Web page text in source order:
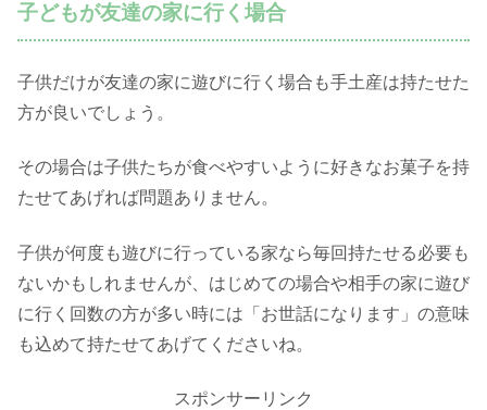
子どもが友達の家に行く場合
子供だけが友達の家に遊びに行く場合も手土産は持たせた
方が良いでしょう。
その場合は子供たちが食べやすいように好きなお菓子を持
たせてあげれば問題ありません。
子供が何度も遊びに行っている家なら毎回持たせる必要も
ないかもしれませんが、はじめての場合や相手の家に遊び
に行く回数の方が多い時には「お世話になります」の意味
も込めて持たせてあげてくださいね。
スポンサーリンク